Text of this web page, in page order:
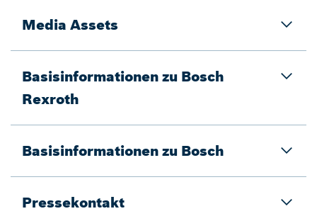
Media Assets
Basisinformationen zu Bosch
Rexroth
Basisinformationen zu Bosch
Pressekontakt